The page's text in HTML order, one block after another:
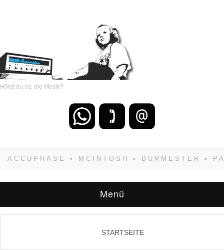
Hörst du es, die Musik?
zwangsläufig siegen! Und noch was: Hifi
Menü
STARTSEITE